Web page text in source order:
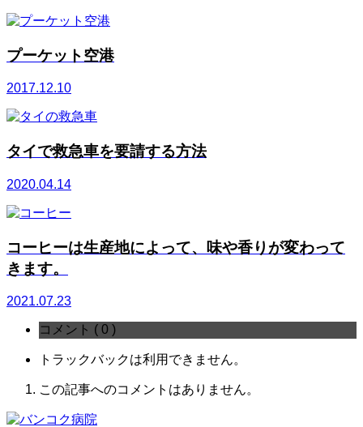
プーケット空港
2017.12.10
タイで救急車を要請する方法
2020.04.14
コーヒーは生産地によって、味や香りが変わって
きます。
2021.07.23
コメント ( 0 )
トラックバックは利用できません。
この記事へのコメントはありません。